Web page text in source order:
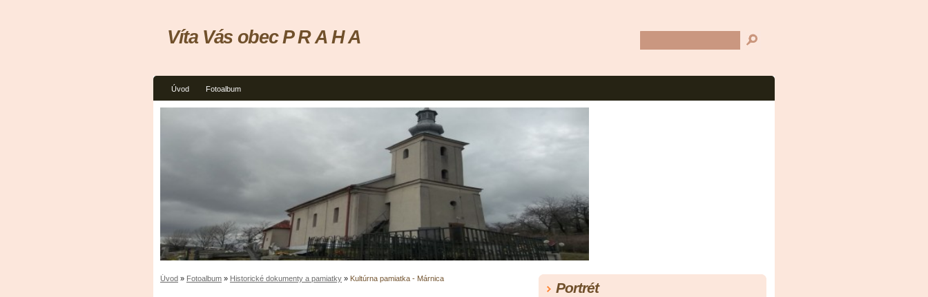
Úvod Fotoalbum
Víta Vás obec P R A H A
Úvod » Fotoalbum » Historické dokumenty a pamiatky » Kultúrna pamiatka - Márnica
Portrét